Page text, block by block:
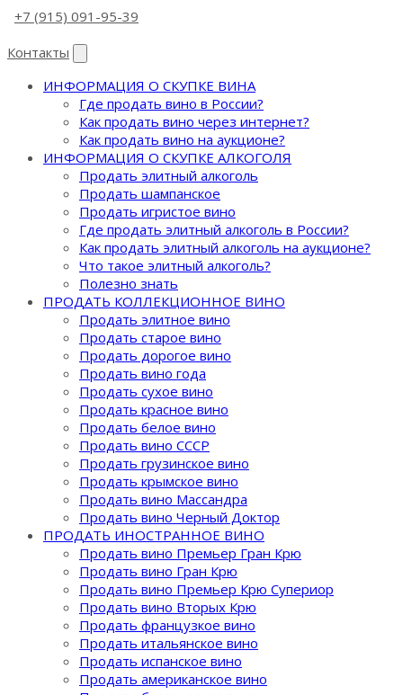
+7 (915) 091-95-39
Контакты
ИНФОРМАЦИЯ О СКУПКЕ ВИНА
Где продать вино в России?
Как продать вино через интернет?
Как продать вино на аукционе?
ИНФОРМАЦИЯ О СКУПКЕ АЛКОГОЛЯ
Продать элитный алкоголь
Продать шампанское
Продать игристое вино
Где продать элитный алкоголь в России?
Как продать элитный алкоголь на аукционе?
Что такое элитный алкоголь?
Полезно знать
ПРОДАТЬ КОЛЛЕКЦИОННОЕ ВИНО
Продать элитное вино
Продать старое вино
Продать дорогое вино
Продать вино года
Продать сухое вино
Продать красное вино
Продать белое вино
Продать вино СССР
Продать грузинское вино
Продать крымское вино
Продать вино Массандра
Продать вино Черный Доктор
ПРОДАТЬ ИНОСТРАННОЕ ВИНО
Продать вино Премьер Гран Крю
Продать вино Гран Крю
Продать вино Премьер Крю Супериор
Продать вино Вторых Крю
Продать французкое вино
Продать итальянское вино
Продать испанское вино
Продать американское вино